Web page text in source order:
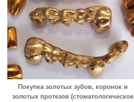
Покупка золотых зубов, коронок и
золотых протезов (стоматологическое